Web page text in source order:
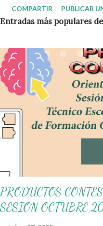
complementarias de repaso
primaria , diseñadas y
Este material es ideal para
presenciales , como en
o incluso en guardería en
docentes de primaria,
organizados y diseñados
fundamental. Hoy queremos
excelentes Guías
Primaria , elaboradas con
cuatro campos formativos
Educación Pública (SEP) y
COMPARTIR PUBLICAR
Entradas más populares
PRODUCTOS
SESION OCTUBRE